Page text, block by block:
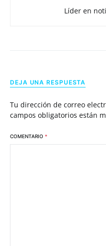
Líder en
DEJA UNA RESPUESTA
Tu dirección de correo
campos obligatorios están
COMENTARIO *